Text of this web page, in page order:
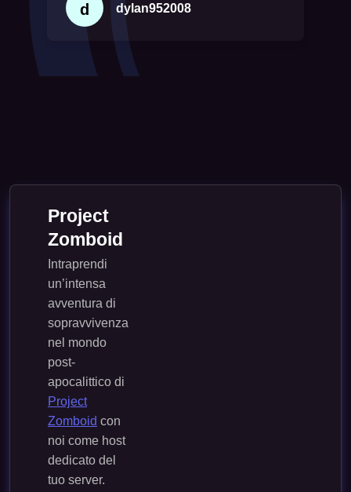
d dylan952008
Project
Zomboid
Intraprendi
un’intensa
avventura di
sopravvivenza
nel mondo
post-
apocalittico di
Project
Zomboid con
noi come host
dedicato del
tuo server.